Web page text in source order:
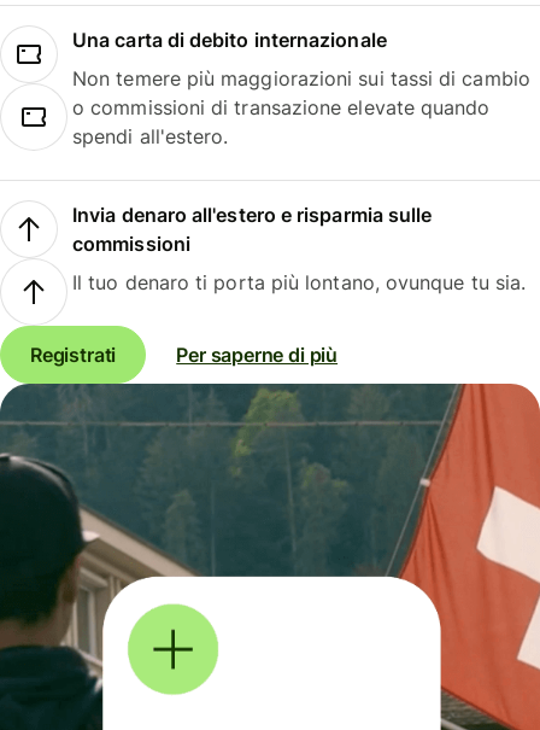
Una carta di debito internazionale
Non temere più maggiorazioni sui tassi di cambio
o commissioni di transazione elevate quando
spendi all'estero.
Invia denaro all'estero e risparmia sulle
commissioni
Il tuo denaro ti porta più lontano, ovunque tu sia.
Registrati Per saperne di più